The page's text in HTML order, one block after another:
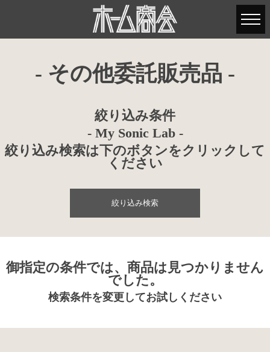
- その他委託販売品 -
絞り込み条件
- My Sonic Lab -
絞り込み検索は下のボタンをクリックして
ください
絞り込み検索
御指定の条件では、商品は見つかりません
でした。
検索条件を変更してお試しください